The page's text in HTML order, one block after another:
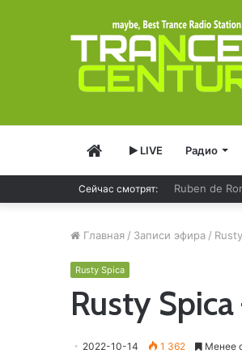
ГлавнаяLIVE Радио
Сейчас смотрят:
Главная / Записи эфира /
Rusty Spica
Rusty
2022-10-14 1 362 Менее